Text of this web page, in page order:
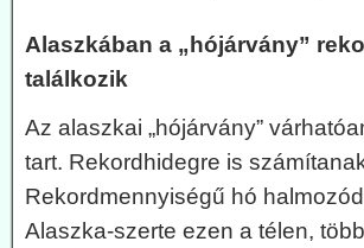
Alaszkában a „hójárvány”
találkozik
Az alaszkai „hójárvány”
tart. Rekordhidegre is
Rekordmennyiségű hó
Alaszka-szerte ezen a télen,